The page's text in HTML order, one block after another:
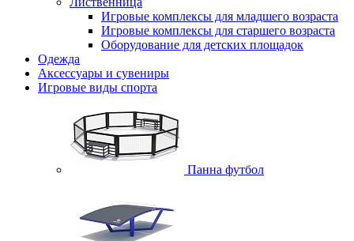
Игровые комплексы для младшего возраста
Игровые комплексы для старшего возраста
Оборудование для детских площадок
Одежда
Аксессуары и сувениры
Игровые виды спорта
Панна футбол